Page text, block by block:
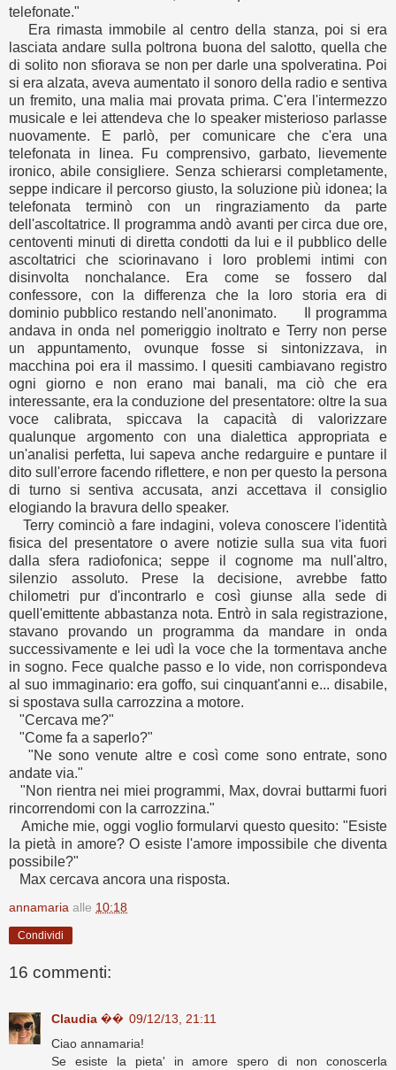
telefonate."
Era rimasta immobile al centro della stanza, poi si era
lasciata andare sulla poltrona buona del salotto, quella che
di solito non sfiorava se non per darle una spolveratina. Poi
si era alzata, aveva aumentato il sonoro della radio e sentiva
un fremito, una malia mai provata prima. C'era l'intermezzo
musicale e lei attendeva che lo speaker misterioso parlasse
nuovamente. E parlò, per comunicare che c'era una
telefonata in linea. Fu comprensivo, garbato, lievemente
ironico, abile consigliere. Senza schierarsi completamente,
seppe indicare il percorso giusto, la soluzione più idonea; la
telefonata terminò con un ringraziamento da parte
dell'ascoltatrice. Il programma andò avanti per circa due ore,
centoventi minuti di diretta condotti da lui e il pubblico delle
ascoltatrici che sciorinavano i loro problemi intimi con
disinvolta nonchalance. Era come se fossero dal
confessore, con la differenza che la loro storia era di
dominio pubblico restando nell'anonimato. Il programma
andava in onda nel pomeriggio inoltrato e Terry non perse
un appuntamento, ovunque fosse si sintonizzava, in
macchina poi era il massimo. I quesiti cambiavano registro
ogni giorno e non erano mai banali, ma ciò che era
interessante, era la conduzione del presentatore: oltre la sua
voce calibrata, spiccava la capacità di valorizzare
qualunque argomento con una dialettica appropriata e
un'analisi perfetta, lui sapeva anche redarguire e puntare il
dito sull'errore facendo riflettere, e non per questo la persona
di turno si sentiva accusata, anzi accettava il consiglio
elogiando la bravura dello speaker.
Terry cominciò a fare indagini, voleva conoscere l'identità
fisica del presentatore o avere notizie sulla sua vita fuori
dalla sfera radiofonica; seppe il cognome ma null'altro,
silenzio assoluto. Prese la decisione, avrebbe fatto
chilometri pur d'incontrarlo e così giunse alla sede di
quell'emittente abbastanza nota. Entrò in sala registrazione,
stavano provando un programma da mandare in onda
successivamente e lei udì la voce che la tormentava anche
in sogno. Fece qualche passo e lo vide, non corrispondeva
al suo immaginario: era goffo, sui cinquant'anni e... disabile,
si spostava sulla carrozzina a motore.
"Cercava me?"
"Come fa a saperlo?"
"Ne sono venute altre e così come sono entrate, sono
andate via."
"Non rientra nei miei programmi, Max, dovrai buttarmi fuori
rincorrendomi con la carrozzina."
Amiche mie, oggi voglio formularvi questo quesito: "Esiste
la pietà in amore? O esiste l'amore impossibile che diventa
possibile?"
Max cercava ancora una risposta.
annamaria alle 10:18
Condividi
16 commenti:
Claudia �� 09/12/13, 21:11
Ciao annamaria!
Se esiste la pieta' in amore spero di non conoscerla